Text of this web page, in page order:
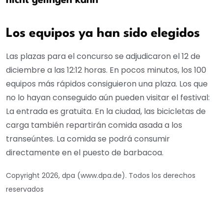
Los equipos ya han sido elegidos
Las plazas para el concurso se adjudicaron el 12 de
diciembre a las 12:12 horas. En pocos minutos, los 100
equipos más rápidos consiguieron una plaza. Los que
no lo hayan conseguido aún pueden visitar el festival:
La entrada es gratuita. En la ciudad, las bicicletas de
carga también repartirán comida asada a los
transeúntes. La comida se podrá consumir
directamente en el puesto de barbacoa.
Copyright 2026, dpa (www.dpa.de). Todos los derechos
reservados